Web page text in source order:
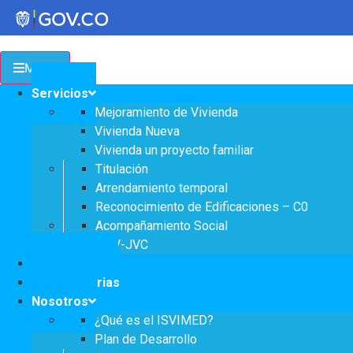
Transparencia
Servicios a la Ciudadanía
Participa
Instituto Social de Vivienda y Hábitat de
Medellín
Servicios
Mejoramiento de
Vivienda
Notificaciones
Menu
Servicios
Mejoramiento de Vivienda
Vivienda Nueva
Vivienda un proyecto familiar
Titulación
Arrendamiento temporal
Reconocimiento de Edificaciones – C0
Acompañamiento Social
OPV-JVC
Convocatorias
Nosotros
¿Qué es el ISVIMED?
Plan de Desarrollo